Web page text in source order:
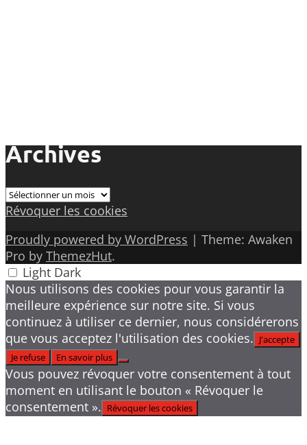
Archives
Archives
Révoquer les cookies
Proudly powered by WordPress | Theme: Awaken
Pro by ThemezHut.
Light Dark
Nous utilisons des cookies pour vous garantir la
meilleure expérience sur notre site. Si vous
continuez à utiliser ce dernier, nous considérerons
que vous acceptez l'utilisation des cookies. J'accepte
Je refuse
En savoir plus
Vous pouvez révoquer votre consentement à tout
moment en utilisant le bouton « Révoquer le
consentement ». Révoquer les cookies